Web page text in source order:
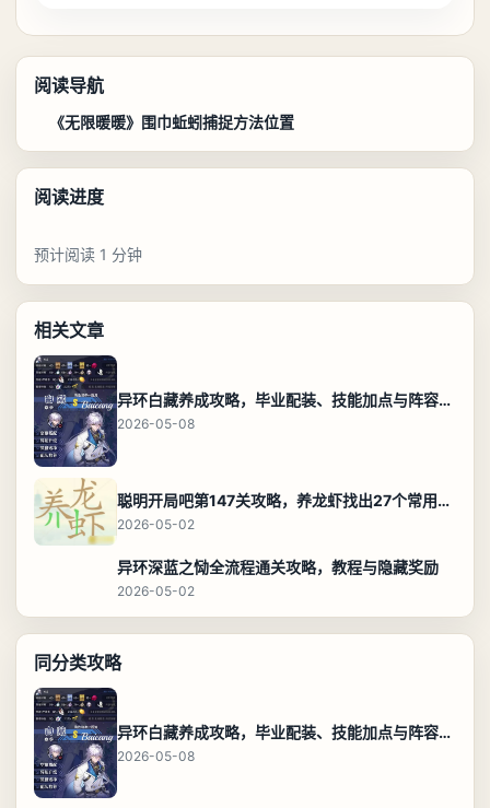
阅读导航
《无限暖暖》围巾蚯蚓捕捉方法位置
阅读进度
预计阅读 1 分钟
相关文章
异环白藏养成攻略，毕业配装、技能加点与阵容搭配保姆级解析
2026-05-08
聪明开局吧第147关攻略，养龙虾找出27个常用字通关答案
2026-05-02
异环深蓝之恸全流程通关攻略，教程与隐藏奖励
2026-05-02
同分类攻略
异环白藏养成攻略，毕业配装、技能加点与阵容搭配保姆级解析
2026-05-08